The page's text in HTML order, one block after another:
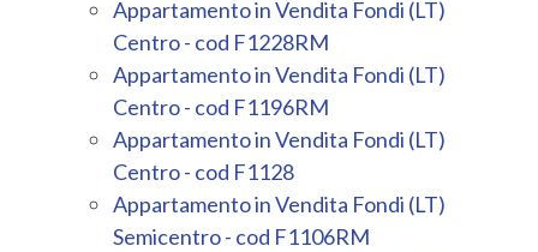
Appartamento in Vendita Fondi (LT)
Centro - cod F1228RM
Appartamento in Vendita Fondi (LT)
Centro - cod F1196RM
Appartamento in Vendita Fondi (LT)
Centro - cod F1128
Appartamento in Vendita Fondi (LT)
Semicentro - cod F1106RM
Bagni
Qualsiasi